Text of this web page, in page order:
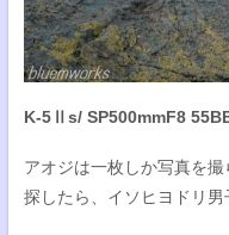
K-5Ⅱs/ SP500mmF8
アオジは一枚しか写真を
探したら、イソヒヨドリ男